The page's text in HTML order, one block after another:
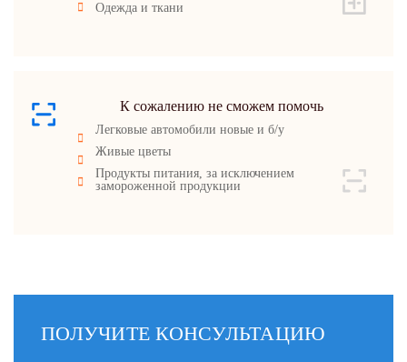
Одежда и ткани
К сожалению не сможем помочь
Легковые автомобили новые и б/у
Живые цветы
Продукты питания, за исключением
замороженной продукции
ПОЛУЧИТЕ КОНСУЛЬТАЦИЮ